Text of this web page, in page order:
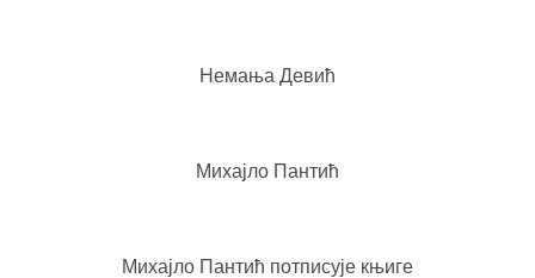
Немања Девић
Михајло Пантић
Михајло Пантић потписује књиге